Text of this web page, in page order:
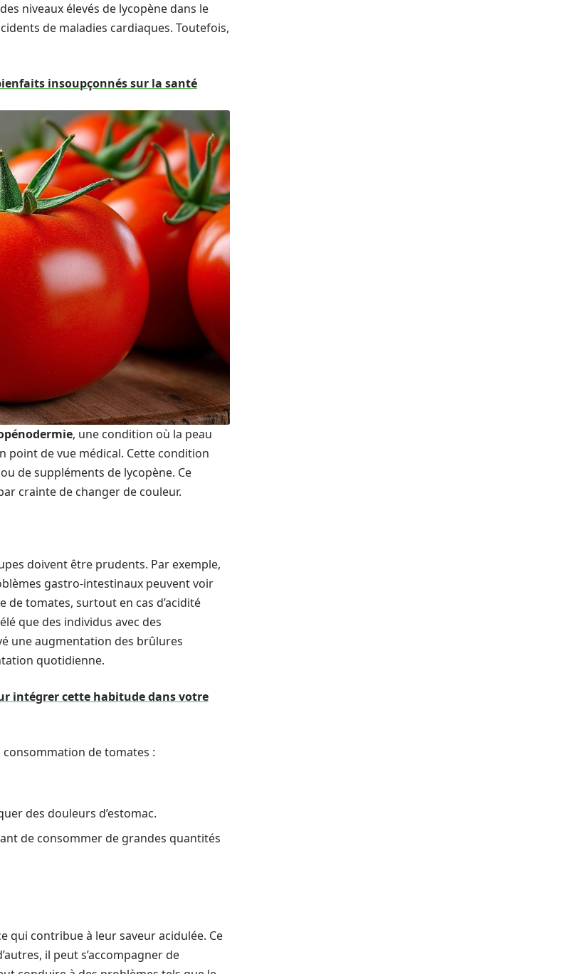
niveaux élevés de lycopène dans le
de maladies cardiaques. Toutefois,
insoupçonnés sur la santé
, une condition où la peau
point de vue médical. Cette condition
de suppléments de lycopène. Ce
crainte de changer de couleur.
doivent être prudents. Par exemple,
gastro-intestinaux peuvent voir
tomates, surtout en cas d’acidité
que des individus avec des
une augmentation des brûlures
quotidienne.
intégrer cette habitude dans votre
de tomates :
des douleurs d’estomac.
de consommer de grandes quantités
qui contribue à leur saveur acidulée. Ce
il peut s’accompagner de